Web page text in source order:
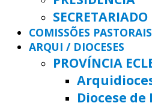
COMISSÕES PASTORAIS
ARQUI / DIOCESES
PROVÍNCIA
Diocese de